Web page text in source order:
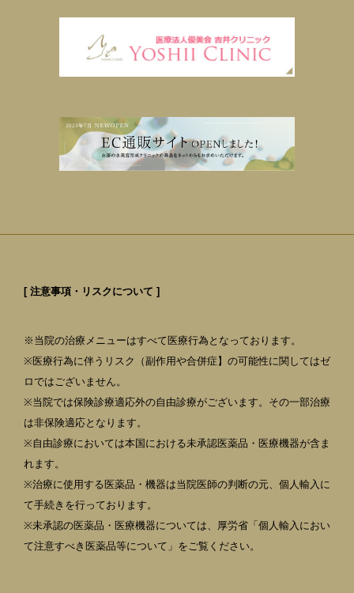
[ 注意事項・リスクについて ]
※当院の治療メニューはすべて医療行為となっております。
※医療行為に伴うリスク（副作用や合併症】の可能性に関してはゼ
ロではございません。
※当院では保険診療適応外の自由診療がございます。その一部治療
は非保険適応となります。
※自由診療においては本国における未承認医薬品・医療機器が含ま
れます。
※治療に使用する医薬品・機器は当院医師の判断の元、個人輸入に
て手続きを行っております。
※未承認の医薬品・医療機器については、厚労省「個人輸入におい
て注意すべき医薬品等について」をご覧ください。